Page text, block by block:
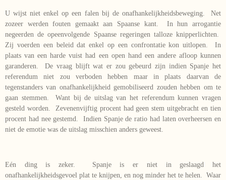
U wijst niet enkel op een falen bij de onafhankelijkheidsbeweging. Net
zozeer werden fouten gemaakt aan Spaanse kant. In hun arrogantie
negeerden de opeenvolgende Spaanse regeringen talloze knipperlichten.
Zij voerden een beleid dat enkel op een confrontatie kon uitlopen. In
plaats van een harde vuist had een open hand een andere afloop kunnen
garanderen. De vraag blijft wat er zou gebeurd zijn indien Spanje het
referendum niet zou verboden hebben maar in plaats daarvan de
tegenstanders van onafhankelijkheid gemobiliseerd zouden hebben om te
gaan stemmen. Want bij de uitslag van het referendum kunnen vragen
gesteld worden. Zevenenvijftig procent had geen stem uitgebracht en tien
procent had nee gestemd. Indien Spanje de ratio had laten overheersen en
niet de emotie was de uitslag misschien anders geweest.
Eén ding is zeker. Spanje is er niet in geslaagd het
onafhankelijkheidsgevoel plat te knijpen, en nog minder het te helen. Waar